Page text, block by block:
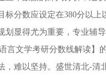
标分数应设定在380分以
划显得尤为重要，专业辅
言文学考研分数线解读
，难以坚持。盛世清北-